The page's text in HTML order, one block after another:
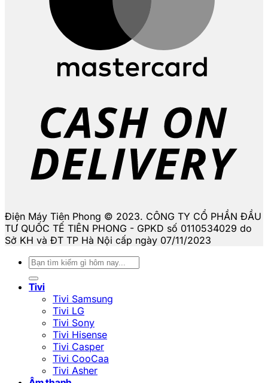
Điện Máy Tiên Phong © 2023. CÔNG TY CỔ PHẦN ĐẦU
TƯ QUỐC TẾ TIÊN PHONG - GPKD số 0110534029 do
Sở KH và ĐT TP Hà Nội cấp ngày 07/11/2023
Tìm
kiếm:
Tivi
Tivi Samsung
Tivi LG
Tivi Sony
Tivi Hisense
Tivi Casper
Tivi CooCaa
Tivi Asher